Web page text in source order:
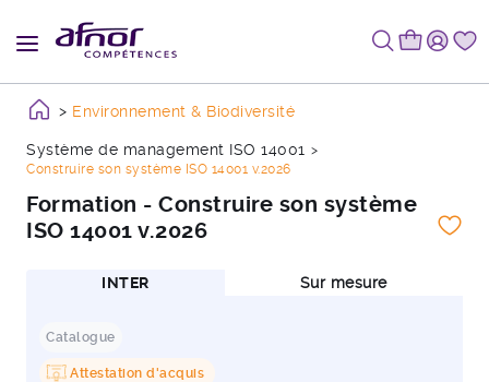
Environnement & Biodiversité
Système de management ISO 14001
Construire son système ISO 14001 v.2026
Formation - Construire son système
ISO 14001 v.2026
INTER Sur mesure
Catalogue
Attestation d'acquis